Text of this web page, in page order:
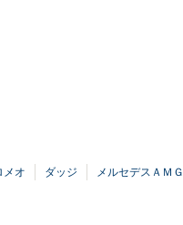
オ ダッジ
メルセデスＡＭＧ